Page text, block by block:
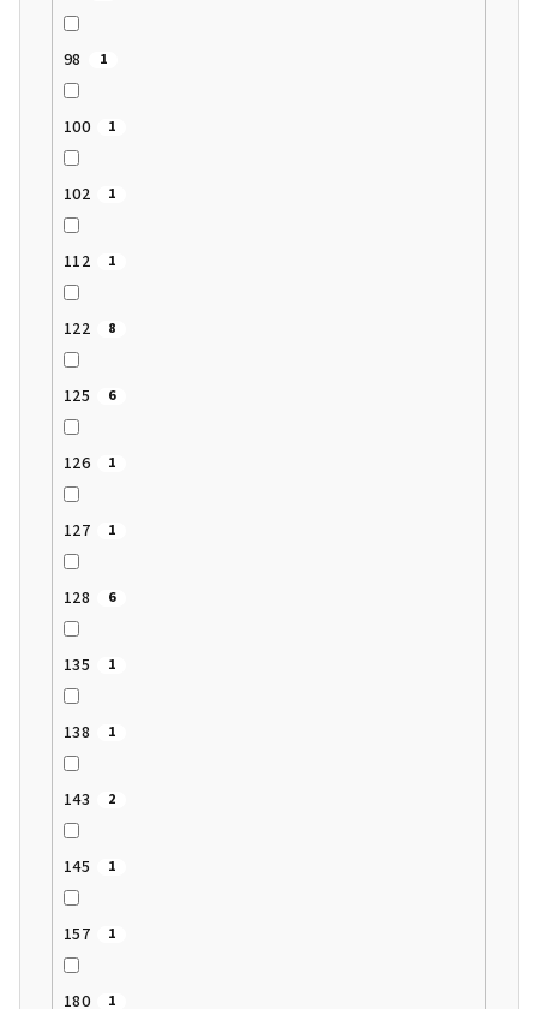
98 1
100 1
102 1
112 1
122 8
125 6
126 1
127 1
128 6
135 1
138 1
143 2
145 1
157 1
180 1